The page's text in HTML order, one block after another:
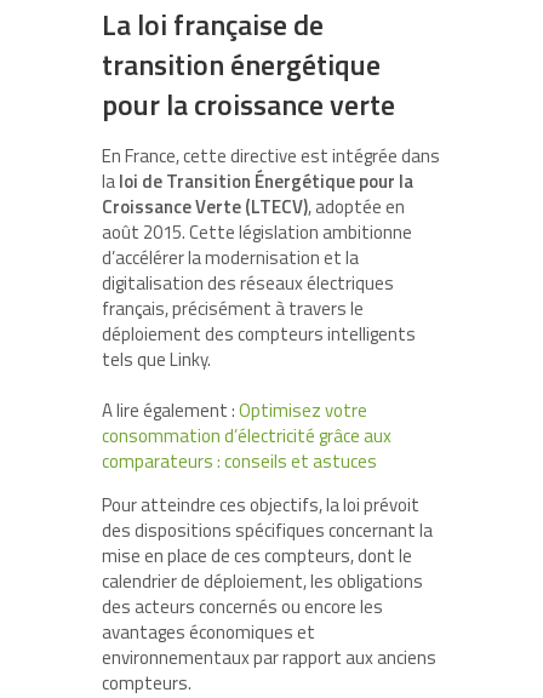
La loi française de
transition énergétique
pour la croissance verte
En France, cette directive est intégrée dans
laloi de Transition Énergétique pour la
Croissance Verte (LTECV), adoptée en
août 2015. Cette législation ambitionne
d’accélérer la modernisation et la
digitalisation des réseaux électriques
français, précisément à travers le
déploiement des compteurs intelligents
tels que Linky.
A lire également :Optimisez votre
consommation d’électricité grâce aux
comparateurs : conseils et astuces
Pour atteindre ces objectifs, la loi prévoit
des dispositions spécifiques concernant la
mise en place de ces compteurs, dont le
calendrier de déploiement, les obligations
des acteurs concernés ou encore les
avantages économiques et
environnementaux par rapport aux anciens
compteurs.